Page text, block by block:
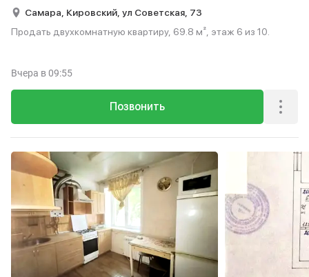
Самара, Кировский, ул Советская, 73
Продать двухкомнатную квартиру, 69.8 м², этаж 6 из 10.
Позвонить
Вчера в 09:55